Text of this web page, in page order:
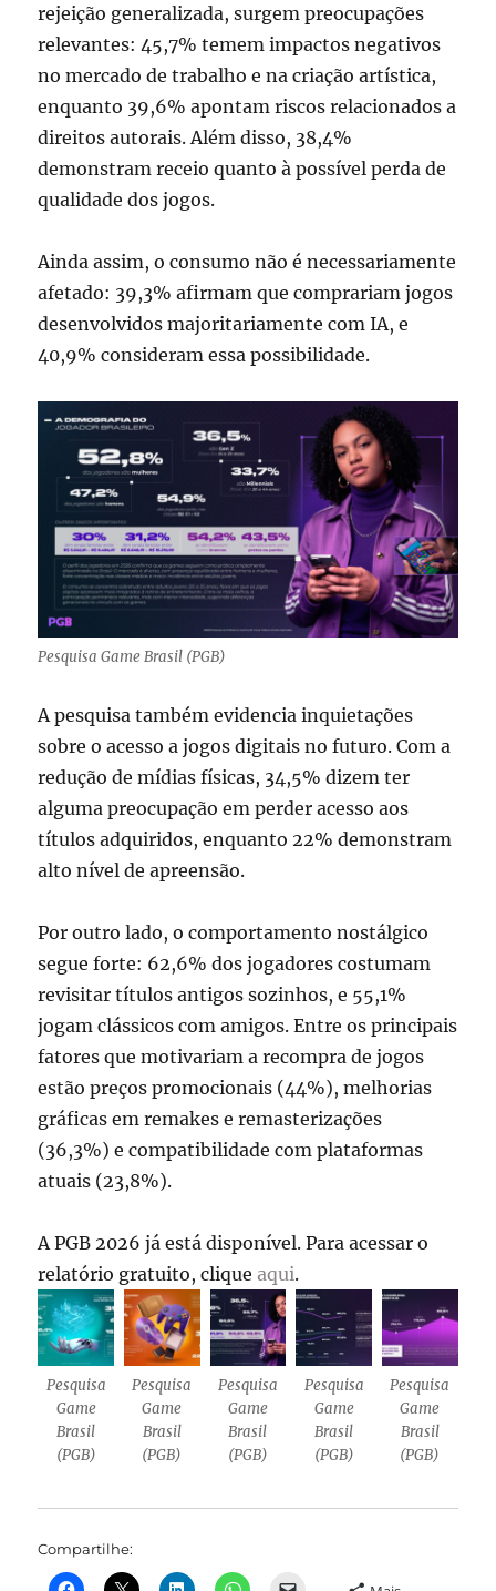
rejeição generalizada, surgem preocupações
relevantes: 45,7% temem impactos negativos
no mercado de trabalho e na criação artística,
enquanto 39,6% apontam riscos relacionados a
direitos autorais. Além disso, 38,4%
demonstram receio quanto à possível perda de
qualidade dos jogos.
Ainda assim, o consumo não é necessariamente
afetado: 39,3% afirmam que comprariam jogos
desenvolvidos majoritariamente com IA, e
40,9% consideram essa possibilidade.
Pesquisa Game Brasil (PGB)
A pesquisa também evidencia inquietações
sobre o acesso a jogos digitais no futuro. Com a
redução de mídias físicas, 34,5% dizem ter
alguma preocupação em perder acesso aos
títulos adquiridos, enquanto 22% demonstram
alto nível de apreensão.
Por outro lado, o comportamento nostálgico
segue forte: 62,6% dos jogadores costumam
revisitar títulos antigos sozinhos, e 55,1%
jogam clássicos com amigos. Entre os principais
fatores que motivariam a recompra de jogos
estão preços promocionais (44%), melhorias
gráficas em remakes e remasterizações
(36,3%) e compatibilidade com plataformas
atuais (23,8%).
A PGB 2026 já está disponível. Para acessar o
relatório gratuito, cliqueaqui.
Pesquisa
Game
Brasil
(PGB)
Pesquisa
Game
Brasil
(PGB)
Pesquisa
Game
Brasil
(PGB)
Pesquisa
Game
Brasil
(PGB)
Pesquisa
Game
Brasil
(PGB)
Compartilhe: